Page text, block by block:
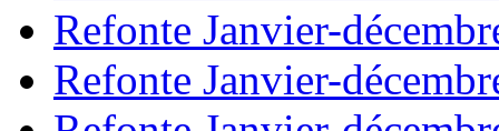
Refonte Janvier-
Refonte Janvier-